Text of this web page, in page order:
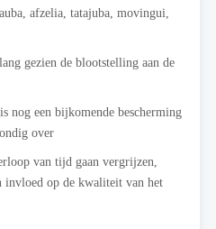
afzelia, tatajuba, movingui,
gezien de blootstelling aan de
nog een bijkomende bescherming
over
van tijd gaan vergrijzen,
invloed op de kwaliteit van het